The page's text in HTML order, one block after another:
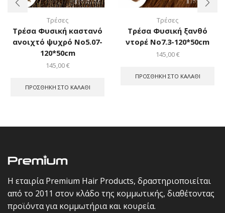
Τρέσες
Τρέσα Φυσική καστανό
ανοιχτό ψυχρό Νο5.07-
120*50cm
145,00€
ΠΡΟΣΘΉΚΗ ΣΤΟ ΚΑΛΆΘΙ
Τρέσες
Τρέσα Φυσική ξανθό
ντορέ Νο7.3-120*50cm
145,00€
ΠΡΟΣΘΉΚΗ ΣΤΟ ΚΑΛΆΘΙ
Η εταιρία Premium Hair Products, δραστηριοποιείται
από το 2011 στον κλάδο της κομμωτικής, διαθέτοντας
προϊόντα για κομμωτήρια και κουρεία.